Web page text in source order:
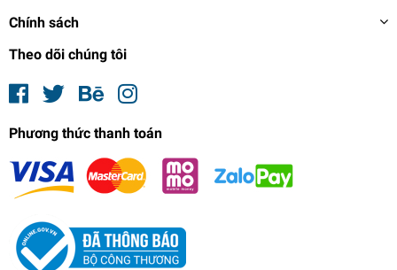
Chính sách
Theo dõi chúng tôi
Phương thức thanh toán
Hiroshige
769.000₫